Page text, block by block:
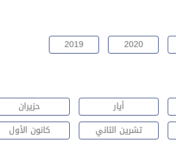
2020
2019
أيار
حزيران
تشرين الثاني
كانون الأول